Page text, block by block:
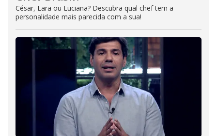
César, Lara ou Luciana? Descubra qual chef tem a
personalidade mais parecida com a sua!